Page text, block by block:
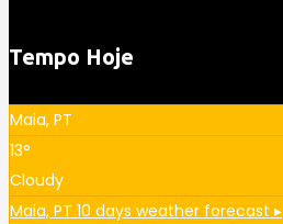
Tempo Hoje
Maia, PT
13°
Cloudy
Maia, PT 10 days weather forecast ▸